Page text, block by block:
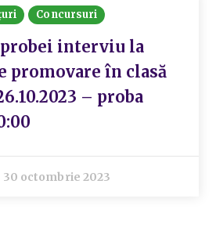
Concursuri
interviu la
promovare în clasă
– proba
30 octombrie 2023